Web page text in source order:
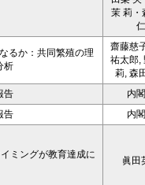
茉 莉・
仁
るか：共同繁殖の理
析
齋藤慈
祐太郎,
莉, 森
告
内
告
内
ミングが教育達成に
眞田